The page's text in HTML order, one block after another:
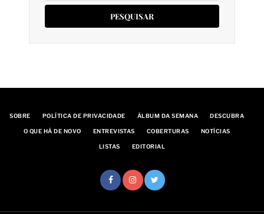
SOBRE POLÍTICA DE PRIVACIDADE ÁLBUM DA SEMANA DESCUBRA
O QUE HÁ DE NOVO ENTREVISTAS COBERTURAS NOTÍCIAS
LISTAS EDITORIAL